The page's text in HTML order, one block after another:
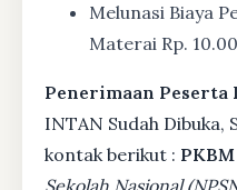
Melunasi Biaya
Materai Rp.
Penerimaan Peserta
INTAN Sudah Dibuka,
kontak berikut :